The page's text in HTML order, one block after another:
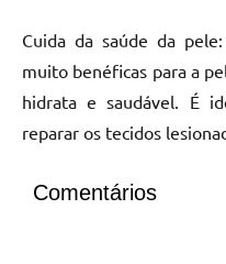
Cuida da saúde da
muito benéficas para a
hidrata e saudável. É
reparar os tecidos
Comentários